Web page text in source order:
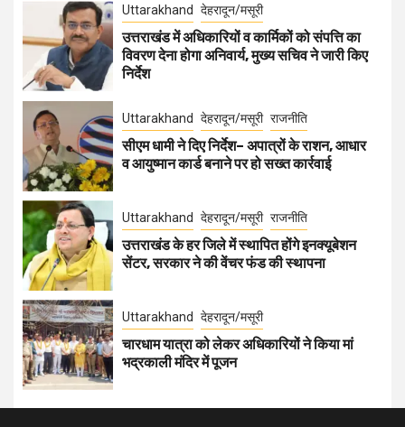
Uttarakhand देहरादून/मसूरी
उत्तराखंड में अधिकारियों व कार्मिकों को संपत्ति का
विवरण देना होगा अनिवार्य, मुख्य सचिव ने जारी किए
निर्देश
Uttarakhand देहरादून/मसूरी राजनीति
सीएम धामी ने दिए निर्देश– अपात्रों के राशन, आधार
व आयुष्मान कार्ड बनाने पर हो सख्त कार्रवाई
Uttarakhand देहरादून/मसूरी राजनीति
उत्तराखंड के हर जिले में स्थापित होंगे इनक्यूबेशन
सेंटर, सरकार ने की वेंचर फंड की स्थापना
Uttarakhand देहरादून/मसूरी
चारधाम यात्रा को लेकर अधिकारियों ने किया मां
भद्रकाली मंदिर में पूजन